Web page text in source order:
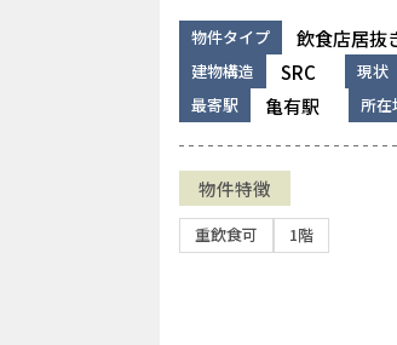
物件タイプ 飲食店居抜
建物構造 SRC 現状
最寄駅 亀有駅 所在
物件特徴
重飲食可 1階